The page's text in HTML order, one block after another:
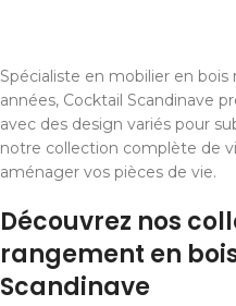
Spécialiste en mobilier en
années, Cocktail Scandinave
avec des design variés pour
notre collection complète de
aménager vos pièces de vie.
Découvrez nos
rangement en
Scandinave